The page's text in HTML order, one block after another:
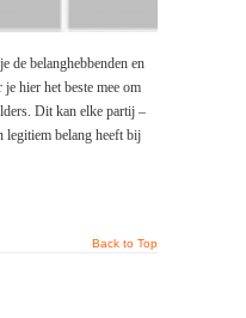
de belanghebbenden en
hier het beste mee om
Dit kan elke partij –
legitiem belang heeft bij
Back to Top